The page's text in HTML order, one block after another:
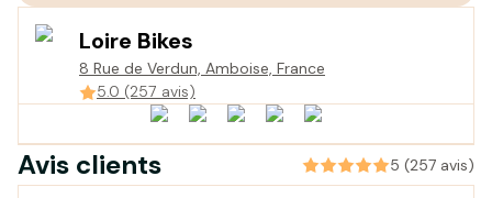
Loire Bikes
8 Rue de Verdun, Amboise, France
5.0 (257 avis)
Avis clients 5 (257 avis)